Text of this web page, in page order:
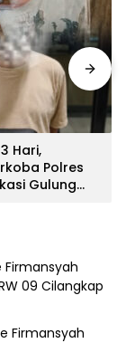
Hari,
Polres
Gulung
Firmansyah
09 Cilangkap
Firmansyah